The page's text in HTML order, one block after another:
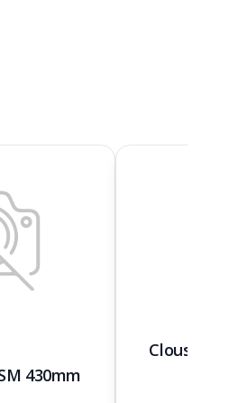
430mm
Clous std